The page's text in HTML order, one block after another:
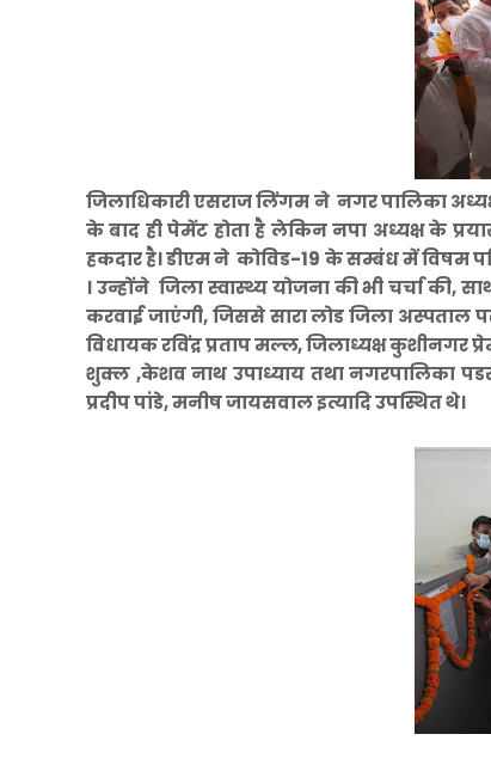
जिलाधिकारी एसराज लिंगम ने नगर पालिका
के बाद ही पेमेंट होता है लेकिन नपा अध्यक्ष के
हकदार है। डीएम ने कोविड-19 के सम्बंध में विषम
। उन्होंने जिला स्वास्थ्य योजना की भी चर्चा
करवाई जाएंगी, जिससे सारा लोड जिला अस्पताल
विधायक रविंद्र प्रताप मल्ल, जिलाध्यक्ष कुशीनगर
शुक्ल ,केशव नाथ उपाध्याय तथा नगरपालिका
प्रदीप पांडे, मनीष जायसवाल इत्यादि उपस्थित थे।